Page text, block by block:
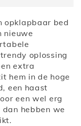
opklapbaar bed
nieuwe
oplossing
extra
hem in de hoge
een haast
een wel erg
dan hebben we